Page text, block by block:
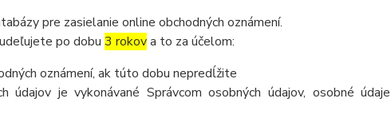
pre zasielanie online obchodných oznámení.
po dobu 3 rokova to za účelom:
oznámení, ak túto dobu nepredĺžite
údajov je vykonávané Správcom osobných údajov, osobné